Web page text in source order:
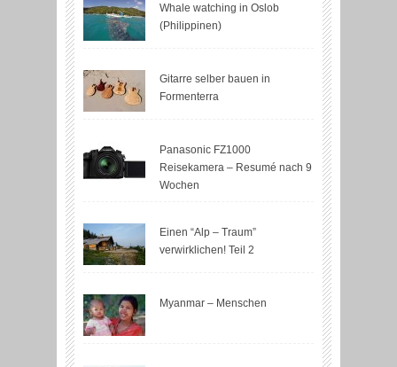
Whale watching in Oslob
(Philippinen)
Gitarre selber bauen in
Formenterra
Panasonic FZ1000
Reisekamera – Resumé nach 9
Wochen
Einen “Alp – Traum”
verwirklichen! Teil 2
Myanmar – Menschen